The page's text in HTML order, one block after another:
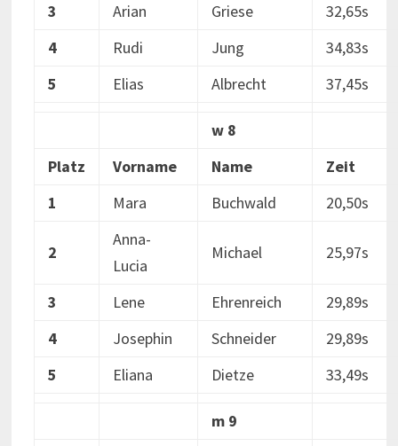
3
Arian Griese
32,65s
4
Rudi Jung
34,83s
5
Elias Albrecht 37,45s
w 8
Platz
Vorname Name
Zeit
1
Mara Buchwald 20,50s
2
Anna-
Lucia
Michael 25,97s
3 Lene Ehrenreich
29,89s
4
Josephin Schneider
29,89s
5
Eliana Dietze 33,49s
m 9